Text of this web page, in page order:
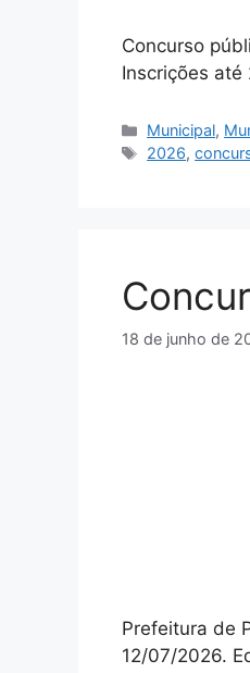
Concurso
Inscrições
Categorias
Municipal,
Tags
2026,
18 de junho de
Prefeitura de
12/07/2026.